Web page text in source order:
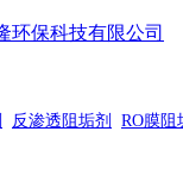
反渗透阻垢剂 RO膜阻